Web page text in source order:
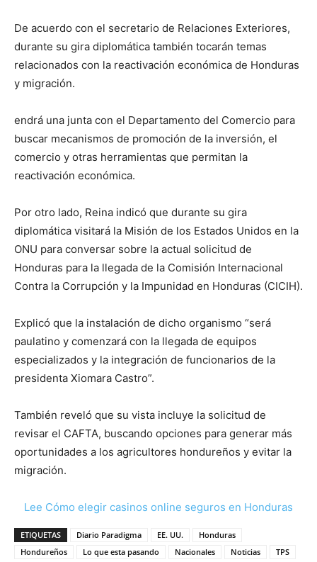
De acuerdo con el secretario de Relaciones Exteriores,
durante su gira diplomática también tocarán temas
relacionados con la reactivación económica de Honduras
y migración.
endrá una junta con el Departamento del Comercio para
buscar mecanismos de promoción de la inversión, el
comercio y otras herramientas que permitan la
reactivación económica.
Por otro lado, Reina indicó que durante su gira
diplomática visitará la Misión de los Estados Unidos en la
ONU para conversar sobre la actual solicitud de
Honduras para la llegada de la Comisión Internacional
Contra la Corrupción y la Impunidad en Honduras (CICIH).
Explicó que la instalación de dicho organismo “será
paulatino y comenzará con la llegada de equipos
especializados y la integración de funcionarios de la
presidenta Xiomara Castro”.
También reveló que su vista incluye la solicitud de
revisar el CAFTA, buscando opciones para generar más
oportunidades a los agricultores hondureños y evitar la
migración.
Lee Cómo elegir casinos online seguros en Honduras
ETIQUETAS Diario Paradigma EE. UU.
Honduras
Hondureños
Lo que esta pasando Nacionales Noticias TPS